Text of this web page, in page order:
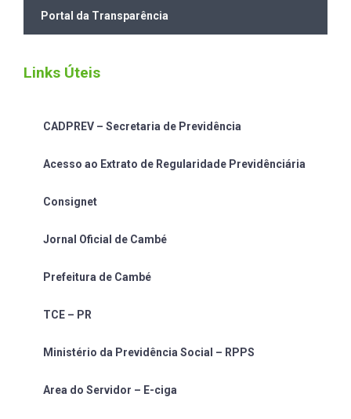
Portal da Transparência
Links Úteis
CADPREV – Secretaria de Previdência
Acesso ao Extrato de Regularidade Previdênciária
Consignet
Jornal Oficial de Cambé
Prefeitura de Cambé
TCE – PR
Ministério da Previdência Social – RPPS
Area do Servidor – E-ciga